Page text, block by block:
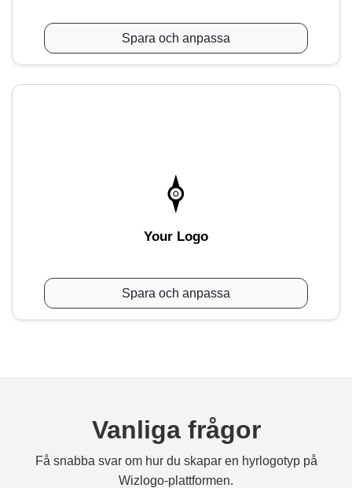
Spara och anpassa
Your Logo
Spara och anpassa
Vanliga frågor
Få snabba svar om hur du skapar en hyrlogotyp på
Wizlogo-plattformen.